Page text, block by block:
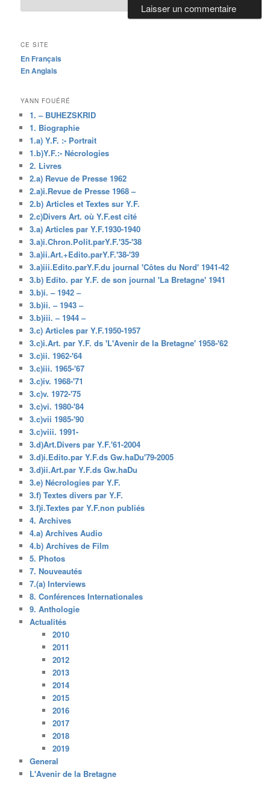
CE SITE
En Français
En Anglais
YANN FOUÉRÉ
1. – BUHEZSKRID
1. Biographie
1.a) Y.F. :- Portrait
1.b)Y.F.:- Nécrologies
2. Livres
2.a) Revue de Presse 1962
2.a)i.Revue de Presse 1968 –
2.b) Articles et Textes sur Y.F.
2.c)Divers Art. où Y.F.est cité
3.a) Articles par Y.F.1930-1940
3.a)i.Chron.Polit.parY.F.'35-'38
3.a)ii.Art.+Edito.parY.F.'38-'39
3.a)iii.Edito.parY.F.du journal 'Côtes du Nord' 1941-42
3.b) Edito. par Y.F. de son journal 'La Bretagne' 1941
3.b)i. – 1942 –
3.b)ii. – 1943 –
3.b)iii. – 1944 –
3.c) Articles par Y.F.1950-1957
3.c)i.Art. par Y.F. ds 'L'Avenir de la Bretagne' 1958-'62
3.c)ii. 1962-'64
3.c)iii. 1965-'67
3.c)iv. 1968-'71
3.c)v. 1972-'75
3.c)vi. 1980-'84
3.c)vii 1985-'90
3.c)viii. 1991-
3.d)Art.Divers par Y.F.'61-2004
3.d)i.Edito.par Y.F.ds Gw.haDu'79-2005
3.d)ii.Art.par Y.F.ds Gw.haDu
3.e) Nécrologies par Y.F.
3.f) Textes divers par Y.F.
3.f)i.Textes par Y.F.non publiés
4. Archives
4.a) Archives Audio
4.b) Archives de Film
5. Photos
7. Nouveautés
7.(a) Interviews
8. Conférences Internationales
9. Anthologie
Actualités
2010
2011
2012
2013
2014
2015
2016
2017
2018
2019
General
L'Avenir de la Bretagne